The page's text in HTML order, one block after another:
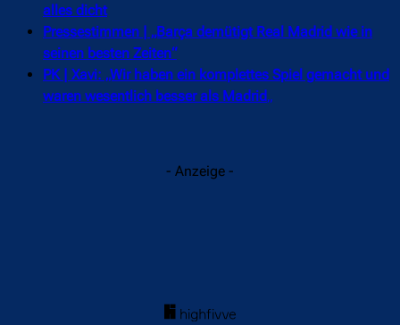
alles dicht
Pressestimmen | „Barça demütigt Real Madrid wie in
seinen besten Zeiten“
PK | Xavi: „Wir haben ein komplettes Spiel gemacht und
waren wesentlich besser als Madrid„
- Anzeige -